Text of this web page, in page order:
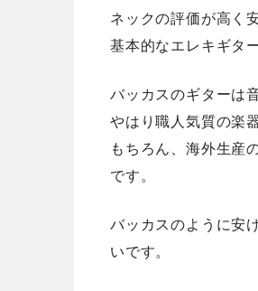
ネックの評価が高く
基本的なエレキギタ
バッカスのギターは
やはり職人気質の楽
もちろん、海外生産
です。
バッカスのように安
いです。